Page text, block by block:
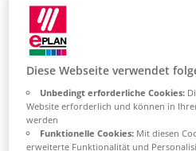
Bulgaria
Canada
en
FR
Chile
ES
China
ZH
Diese Webseite verwendet
Unbedingt erforderliche Cookies:
Website erforderlich und können in
werden
Funktionelle Cookies:Mit diesen
erweiterte Funktionalität und